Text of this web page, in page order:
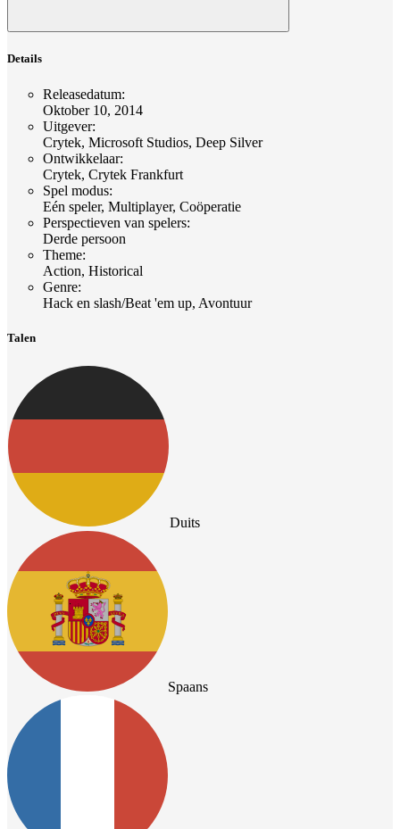
Details
Releasedatum:
Oktober 10, 2014
Uitgever:
Crytek, Microsoft Studios, Deep Silver
Ontwikkelaar:
Crytek, Crytek Frankfurt
Spel modus:
Eén speler, Multiplayer, Coöperatie
Perspectieven van spelers:
Derde persoon
Theme:
Action, Historical
Genre:
Hack en slash/Beat 'em up, Avontuur
Talen
Duits
Spaans